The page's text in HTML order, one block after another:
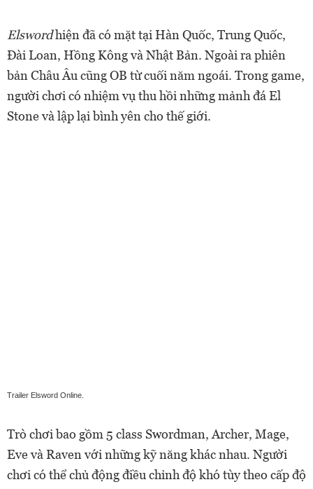
Elswordhiện đã có mặt tại Hàn Quốc, Trung Quốc,
Đài Loan, Hồng Kông và Nhật Bản. Ngoài ra phiên
bản Châu Âu cũng OB từ cuối năm ngoái. Trong game,
người chơi có nhiệm vụ thu hồi những mảnh đá El
Stone và lập lại bình yên cho thế giới.
Trailer Elsword Online.
Trò chơi bao gồm 5 class Swordman, Archer, Mage,
Eve và Raven với những kỹ năng khác nhau. Người
chơi có thể chủ động điều chỉnh độ khó tùy theo cấp độ